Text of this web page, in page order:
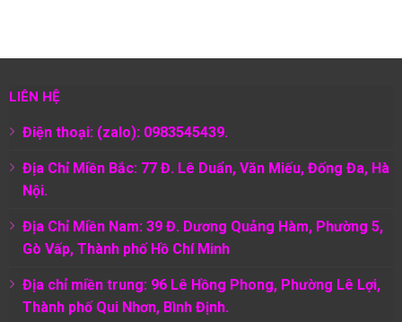
LIÊN HỆ
Điện thoại: (zalo): 0983545439.
Địa Chỉ Miền Bắc: 77 Đ. Lê Duẩn, Văn Miếu, Đống Đa, Hà
Nội.
Địa Chỉ Miền Nam: 39 Đ. Dương Quảng Hàm, Phường 5,
Gò Vấp, Thành phố Hồ Chí Minh
Địa chỉ miền trung: 96 Lê Hồng Phong, Phường Lê Lợi,
Thành phố Qui Nhơn, Bình Định.